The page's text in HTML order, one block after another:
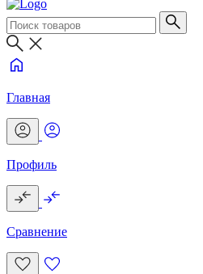
Главная
Профиль
Сравнение